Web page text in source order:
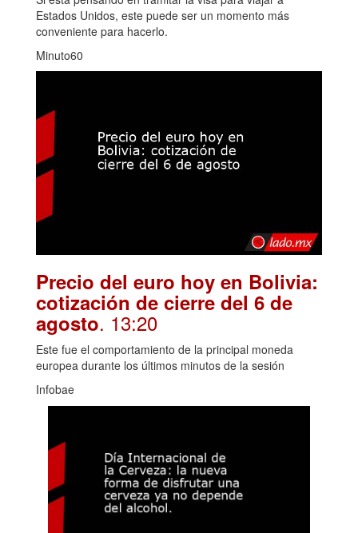
Estados Unidos, este puede ser un momento más
conveniente para hacerlo.
Minuto60
Precio del euro hoy en Bolivia:
cotización de cierre del 6 de
agosto. 13:20
Este fue el comportamiento de la principal moneda
europea durante los últimos minutos de la sesión
Infobae